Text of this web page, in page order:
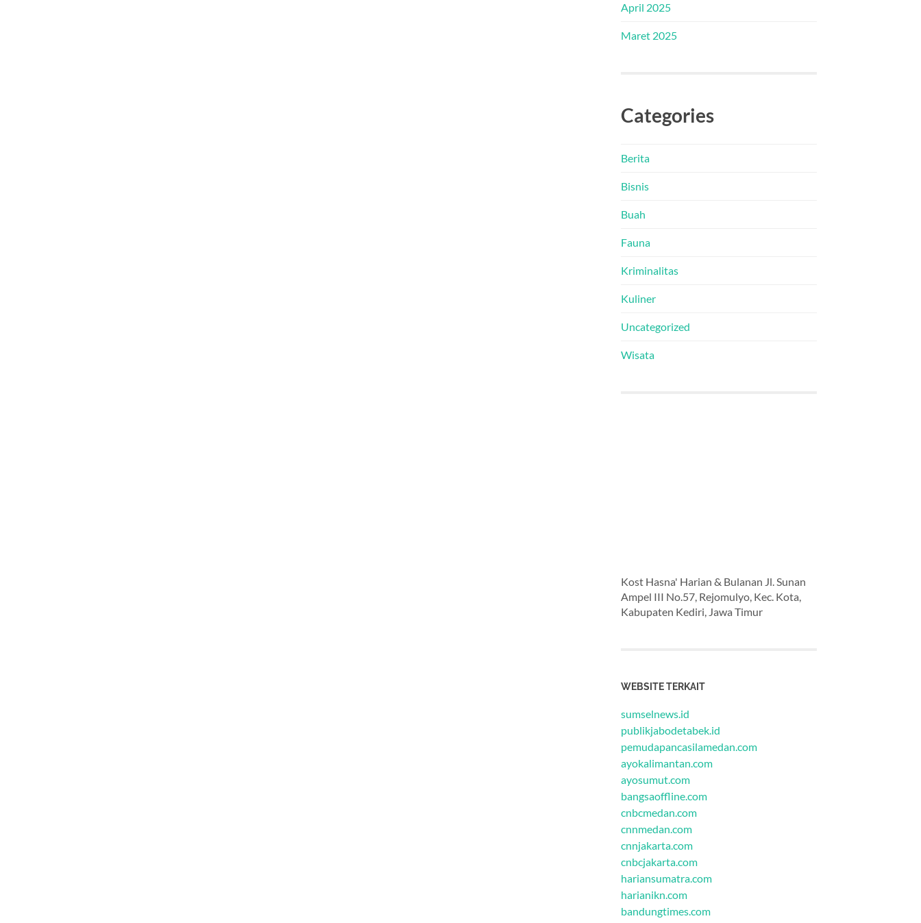
April 2025
Maret 2025
Categories
Berita
Bisnis
Buah
Fauna
Kriminalitas
Kuliner
Uncategorized
Wisata
Kost Hasna' Harian & Bulanan Jl. Sunan
Ampel III No.57, Rejomulyo, Kec. Kota,
Kabupaten Kediri, Jawa Timur
WEBSITE TERKAIT
sumselnews.id
publikjabodetabek.id
pemudapancasilamedan.com
ayokalimantan.com
ayosumut.com
bangsaoffline.com
cnbcmedan.com
cnnmedan.com
cnnjakarta.com
cnbcjakarta.com
hariansumatra.com
harianikn.com
bandungtimes.com